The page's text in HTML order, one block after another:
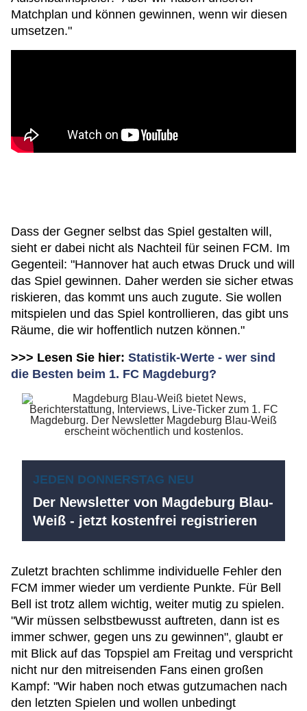
Matchplan und können gewinnen, wenn wir diesen
umsetzen."
Dass der Gegner selbst das Spiel gestalten will,
sieht er dabei nicht als Nachteil für seinen FCM. Im
Gegenteil: "Hannover hat auch etwas Druck und will
das Spiel gewinnen. Daher werden sie sicher etwas
riskieren, das kommt uns auch zugute. Sie wollen
mitspielen und das Spiel kontrollieren, das gibt uns
Räume, die wir hoffentlich nutzen können."
>>> Lesen Sie hier: Statistik-Werte - wer sind
die Besten beim 1. FC Magdeburg?
JEDEN DONNERSTAG NEU
Der Newsletter von Magdeburg Blau-
Weiß - jetzt kostenfrei registrieren
Zuletzt brachten schlimme individuelle Fehler den
FCM immer wieder um verdiente Punkte. Für Bell
Bell ist trotz allem wichtig, weiter mutig zu spielen.
"Wir müssen selbstbewusst auftreten, dann ist es
immer schwer, gegen uns zu gewinnen", glaubt er
mit Blick auf das Topspiel am Freitag und verspricht
nicht nur den mitreisenden Fans einen großen
Kampf: "Wir haben noch etwas gutzumachen nach
den letzten Spielen und wollen unbedingt